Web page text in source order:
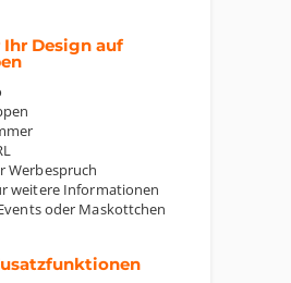
Design auf
Werbespruch
weitere Informationen
oder Maskottchen